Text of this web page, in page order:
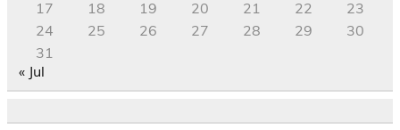
17
18 19 20 21 22
23
24
25 26 27 28 29
30
31
« Jul